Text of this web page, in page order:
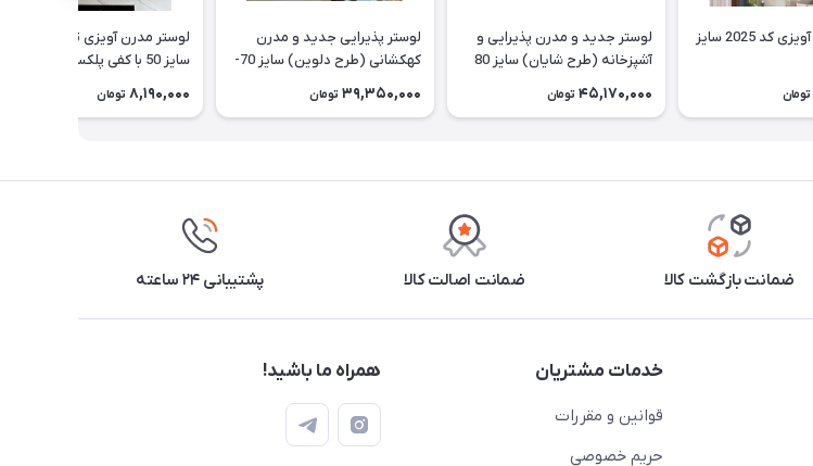
لوستر مدرن آویزی کد 2025 سایز
تومان
لوستر جدید و مدرن پذیرایی و
آشپزخانه (طرح شایان) سایز 80
45,170,000 تومان
لوستر پذیرایی جدید و مدرن
کهکشانی (طرح دلوین) سایز 70-
39,350,000 تومان
لوستر مدرن آویزی تک حلقه گرد
سایز 50 با کفی پلکسی
8,190,000 تومان
ضمانت بازگشت کالا ضمانت اصالت کالا پشتیبانی ۲۴ ساعته
خدمات مشتریان
قوانین و مقررات
حریم خصوصی
همراه ما باشید!